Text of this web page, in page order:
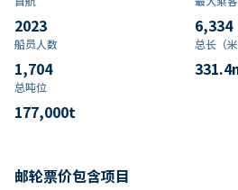
2023 6,334
船员人数
1,704
总长（米
331.4
总吨位
177,000t
邮轮票价包含项目